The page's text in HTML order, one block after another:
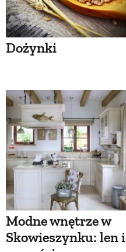
Dożynki
Modne wnętrze w
Skowieszynku: len i